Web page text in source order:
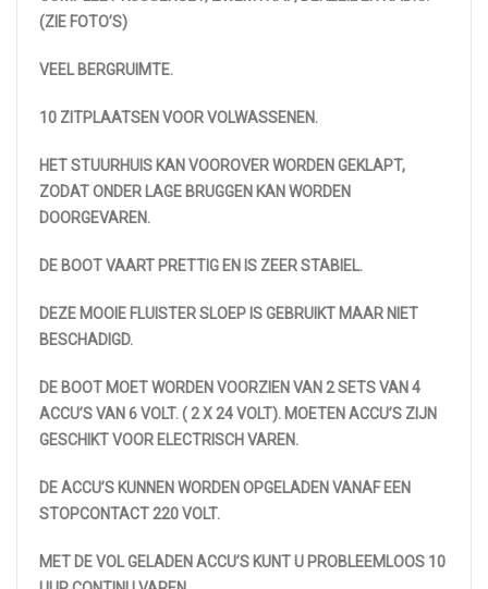
(ZIE FOTO’S)
VEEL BERGRUIMTE.
10 ZITPLAATSEN VOOR VOLWASSENEN.
HET STUURHUIS KAN VOOROVER WORDEN GEKLAPT,
ZODAT ONDER LAGE BRUGGEN KAN WORDEN
DOORGEVAREN.
DE BOOT VAART PRETTIG EN IS ZEER STABIEL.
DEZE MOOIE FLUISTER SLOEP IS GEBRUIKT MAAR NIET
BESCHADIGD.
DE BOOT MOET WORDEN VOORZIEN VAN 2 SETS VAN 4
ACCU’S VAN 6 VOLT. ( 2 X 24 VOLT). MOETEN ACCU’S ZIJN
GESCHIKT VOOR ELECTRISCH VAREN.
DE ACCU’S KUNNEN WORDEN OPGELADEN VANAF EEN
STOPCONTACT 220 VOLT.
MET DE VOL GELADEN ACCU’S KUNT U PROBLEEMLOOS 10